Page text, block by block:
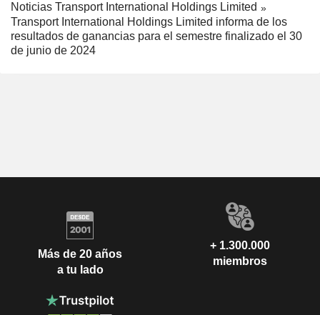
Noticias Transport International Holdings Limited
Transport International Holdings Limited informa de los
resultados de ganancias para el semestre finalizado el 30
de junio de 2024
Más de 20 años
a tu lado
+ 1.300.000
miembros